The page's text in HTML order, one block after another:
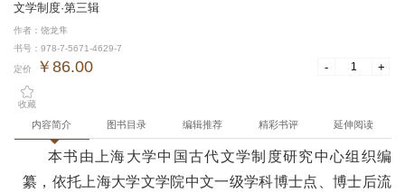
文学制度·第三辑
作者：饶龙隼
书号：978-7-5671-4629-7
定价 ￥86.00 - +
收藏
内容简介 图书目录 编辑推荐 精彩书评 延伸阅读
本书由上海大学中国古代文学制度研究中心组织编
纂，依托上海大学文学院中文一级学科博士点、博士后流